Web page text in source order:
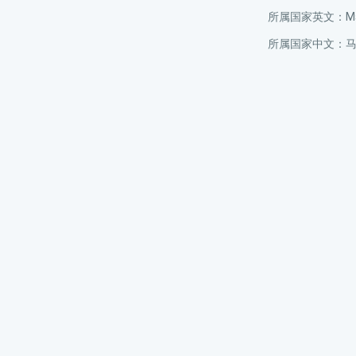
所属国家英文：
所属国家中文：